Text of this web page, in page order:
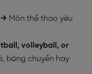
→ Môn thể thao yêu
volleyball, or
bóng chuyền hay